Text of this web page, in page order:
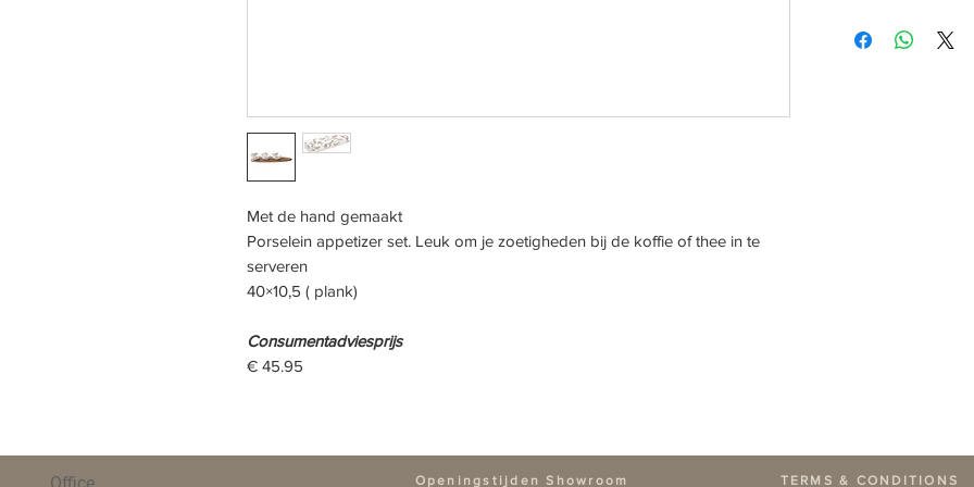
Met de hand gemaakt
Porselein appetizer set. Leuk om je zoetigheden bij de koffie of thee in te
serveren
40×10,5 ( plank)
Consumentadviesprijs
€ 45.95
Openingstijden Showroom TERMS & CONDITIONS